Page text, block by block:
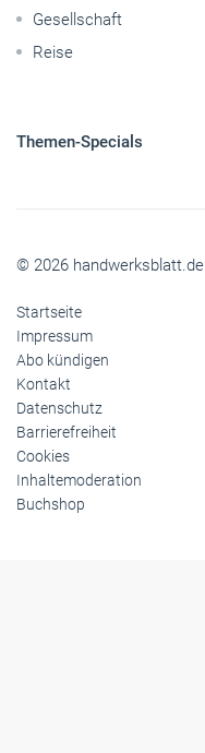
Gesellschaft
Reise
Themen-Specials
© 2026 handwerksblatt.de
Startseite
Impressum
Abo kündigen
Kontakt
Datenschutz
Barrierefreiheit
Cookies
Inhaltemoderation
Buchshop